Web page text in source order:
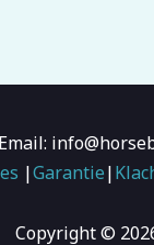
|Garantie|
Copyright ©